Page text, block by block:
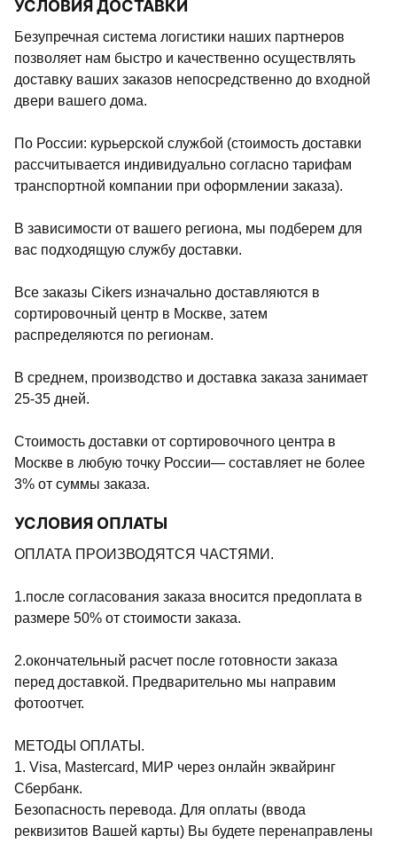
УСЛОВИЯ ДОСТАВКИ
Безупречная система логистики наших партнеров
позволяет нам быстро и качественно осуществлять
доставку ваших заказов непосредственно до входной
двери вашего дома.
По России: курьерской службой (стоимость доставки
рассчитывается индивидуально согласно тарифам
транспортной компании при оформлении заказа).
В зависимости от вашего региона, мы подберем для
вас подходящую службу доставки.
Все заказы Cikers изначально доставляются в
сортировочный центр в Москве, затем
распределяются по регионам.
В среднем, производство и доставка заказа занимает
25-35 дней.
Стоимость доставки от сортировочного центра в
Москве в любую точку России— составляет не более
3% от суммы заказа.
УСЛОВИЯ ОПЛАТЫ
ОПЛАТА ПРОИЗВОДЯТСЯ ЧАСТЯМИ.
1.после согласования заказа вносится предоплата в
размере 50% от стоимости заказа.
2.окончательный расчет после готовности заказа
перед доставкой. Предварительно мы направим
фотоотчет.
МЕТОДЫ ОПЛАТЫ.
1. Visa, Mastercard, МИР через онлайн эквайринг
Сбербанк.
Безопасность перевода. Для оплаты (ввода
реквизитов Вашей карты) Вы будете перенаправлены